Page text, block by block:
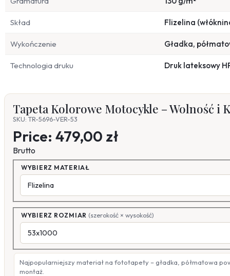
Skład Flizelina
Wykończenie Gładka,
Technologia druku Druk lateksowy
Tapeta Kolorowe Motocykle – Wolność i
SKU: TR-5696-VER-53
Price: 479,00 zł
Brutto
WYBIERZ MATERIAŁ
WYBIERZ ROZMIAR (szerokość × wysokość)
Najpopularniejszy materiał na fototapety – gładka, półmatowa
montaż.